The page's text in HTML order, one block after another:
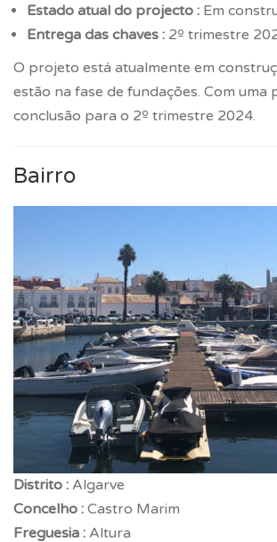
Estado atual do projecto : Em
Entrega das chaves : 2º trimestre
O projeto está atualmente em
estão na fase de fundações. Com uma
conclusão para o 2º trimestre 2024.
Bairro
Distrito : Algarve
Concelho : Castro Marim
Freguesia : Altura